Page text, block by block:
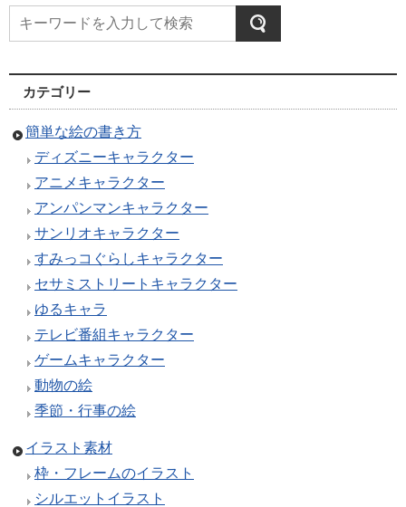
カテゴリー
簡単な絵の書き方
ディズニーキャラクター
アニメキャラクター
アンパンマンキャラクター
サンリオキャラクター
すみっコぐらしキャラクター
セサミストリートキャラクター
ゆるキャラ
テレビ番組キャラクター
ゲームキャラクター
動物の絵
季節・行事の絵
イラスト素材
枠・フレームのイラスト
シルエットイラスト